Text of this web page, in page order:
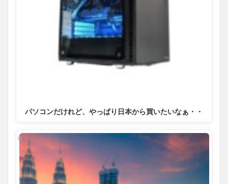
パソコンだけれど、やっぱり日本から買いたいなぁ・・